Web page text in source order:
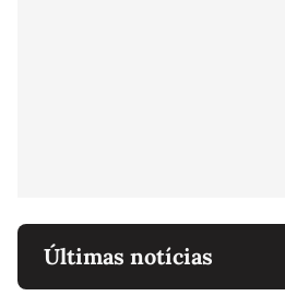
Últimas notícias